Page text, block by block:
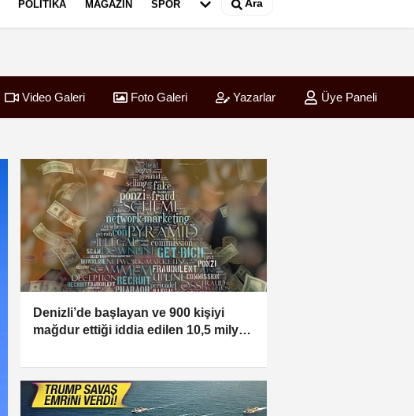
POLITIKA MAGAZIN SPOR Ara
Video Galeri Foto Galeri Yazarlar Üye Paneli
Denizli’de başlayan ve 900 kişiyi
mağdur ettiği iddia edilen 10,5 milyar
çözüldü